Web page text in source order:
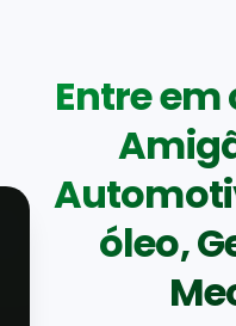
Entre
óleo,